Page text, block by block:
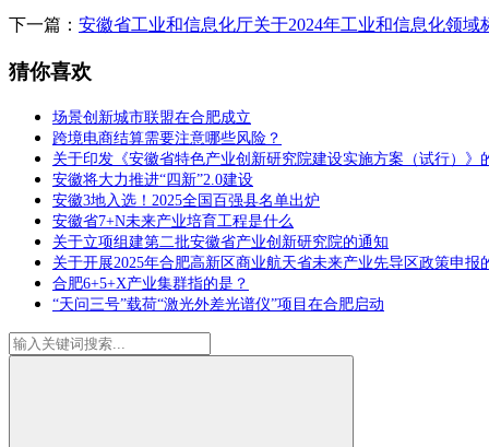
下一篇： 安徽省工业和信息化厅关于2024年工业和信息化领
猜你喜欢
场景创新城市联盟在合肥成立
跨境电商结算需要注意哪些风险？
关于印发《安徽省特色产业创新研究院建设实施方案（试行）》
安徽将大力推进“四新”2.0建设
安徽3地入选！2025全国百强县名单出炉
安徽省7+N未来产业培育工程是什么
关于立项组建第二批安徽省产业创新研究院的通知
关于开展2025年合肥高新区商业航天省未来产业先导区政策申报
合肥6+5+X产业集群指的是？
“天问三号”载荷“激光外差光谱仪”项目在合肥启动